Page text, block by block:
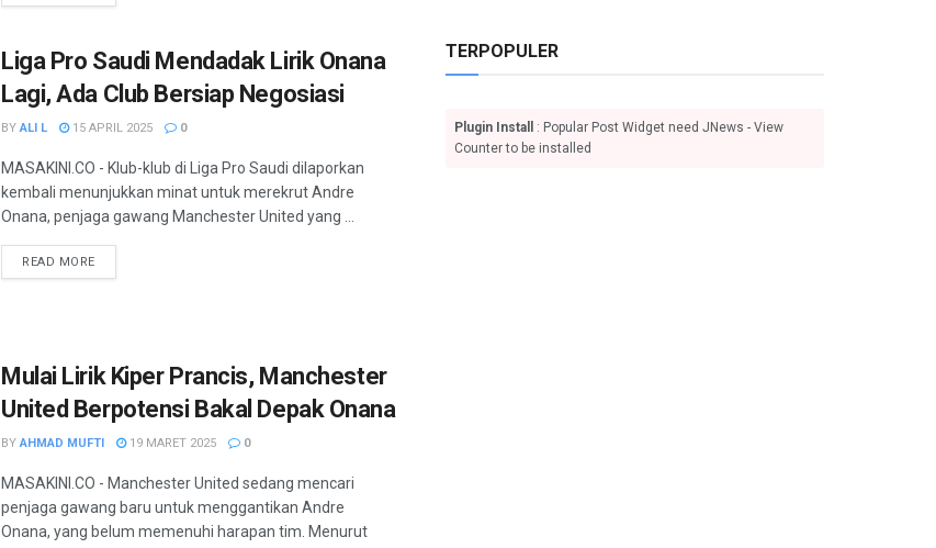
Liga Pro Saudi Mendadak Lirik Onana
Lagi, Ada Club Bersiap Negosiasi
BY ALI L 15 APRIL 2025 0
MASAKINI.CO - Klub-klub di Liga Pro Saudi dilaporkan
kembali menunjukkan minat untuk merekrut Andre
Onana, penjaga gawang Manchester United yang ...
READ MORE
Mulai Lirik Kiper Prancis, Manchester
United Berpotensi Bakal Depak Onana
BY AHMAD MUFTI 19 MARET 2025 0
MASAKINI.CO - Manchester United sedang mencari
penjaga gawang baru untuk menggantikan Andre
Onana, yang belum memenuhi harapan tim. Menurut
TERPOPULER
Plugin Install
: Popular Post Widget need JNews - View
Counter to be installed